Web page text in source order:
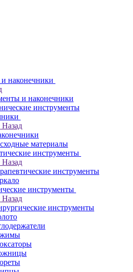
наконечники
и наконечники
инструменты
Назад
материалы
инструменты
Назад
инструменты
инструменты
Назад
инструменты